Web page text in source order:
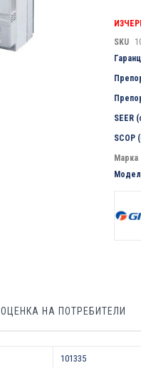
SKU
SEER
SCOP
Марка
Модел
ОЦЕНКА НА ПОТРЕБИТЕЛИ
101335